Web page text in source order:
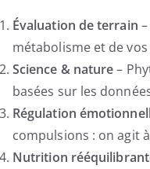
Évaluation de terrain
métabolisme et de vos
Science & nature–
basées sur les
Régulation
compulsions : on agit
Nutrition